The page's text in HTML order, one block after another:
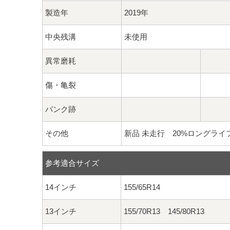
製造年 2019年
中央残溝 未使用
異常磨耗
傷・亀裂
パンク跡
その他 新品 未走行 20%ロングライ
参考適合サイズ
14インチ 155/65R14
13インチ 155/70R13 145/80R13